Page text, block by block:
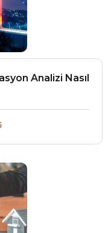
Analizi Nasıl